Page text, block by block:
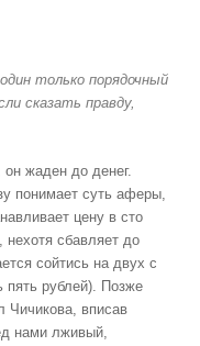
только порядочный
сказать правду,
жаден до денег.
понимает суть аферы,
цену в сто
нехотя сбавляет до
сойтись на двух с
пять рублей). Позже
Чичикова, вписав
нами лживый,